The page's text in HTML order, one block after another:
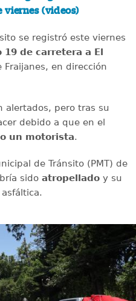
viernes (videos)
se registró este viernes
19 de carretera a El
en dirección
alertados, pero tras su
debido a que en el
un motorista.
de Tránsito (PMT) de
sido atropelladoy su